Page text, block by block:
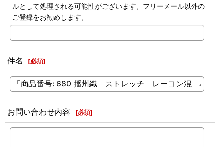
ルとして処理される可能性がございます。フリーメール以外の
ご登録をお勧めします。
件名 [必須]
お問い合わせ内容 [必須]